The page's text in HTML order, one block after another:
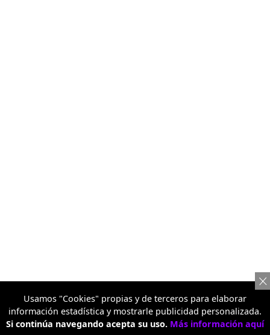
Usamos "Cookies" propias y de terceros para elaborar
información estadística y mostrarle publicidad personalizada.
Si continúa navegando acepta su uso. Más información aquí